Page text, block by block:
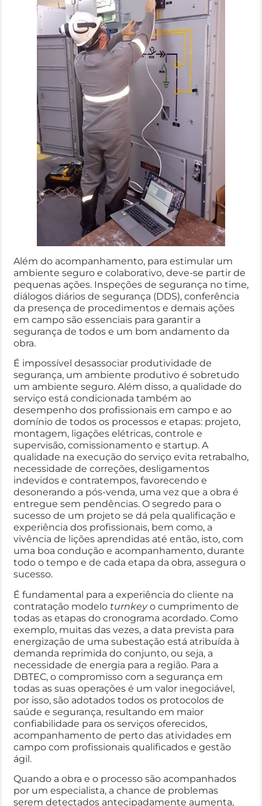
Além do acompanhamento, para estimular um
ambiente seguro e colaborativo, deve-se partir de
pequenas ações. Inspeções de segurança no time,
diálogos diários de segurança (DDS), conferência
da presença de procedimentos e demais ações
em campo são essenciais para garantir a
segurança de todos e um bom andamento da
obra.
É impossível desassociar produtividade de
segurança, um ambiente produtivo é sobretudo
um ambiente seguro. Além disso, a qualidade do
serviço está condicionada também ao
desempenho dos profissionais em campo e ao
domínio de todos os processos e etapas: projeto,
montagem, ligações elétricas, controle e
supervisão, comissionamento e startup. A
qualidade na execução do serviço evita retrabalho,
necessidade de correções, desligamentos
indevidos e contratempos, favorecendo e
desonerando a pós-venda, uma vez que a obra é
entregue sem pendências. O segredo para o
sucesso de um projeto se dá pela qualificação e
experiência dos profissionais, bem como, a
vivência de lições aprendidas até então, isto, com
uma boa condução e acompanhamento, durante
todo o tempo e de cada etapa da obra, assegura o
sucesso.
É fundamental para a experiência do cliente na
contratação modelo turnkeyo cumprimento de
todas as etapas do cronograma acordado. Como
exemplo, muitas das vezes, a data prevista para
energização de uma subestação está atribuída à
demanda reprimida do conjunto, ou seja, a
necessidade de energia para a região. Para a
DBTEC, o compromisso com a segurança em
todas as suas operações é um valor inegociável,
por isso, são adotados todos os protocolos de
saúde e segurança, resultando em maior
confiabilidade para os serviços oferecidos,
acompanhamento de perto das atividades em
campo com profissionais qualificados e gestão
ágil.
Quando a obra e o processo são acompanhados
por um especialista, a chance de problemas
serem detectados antecipadamente aumenta,